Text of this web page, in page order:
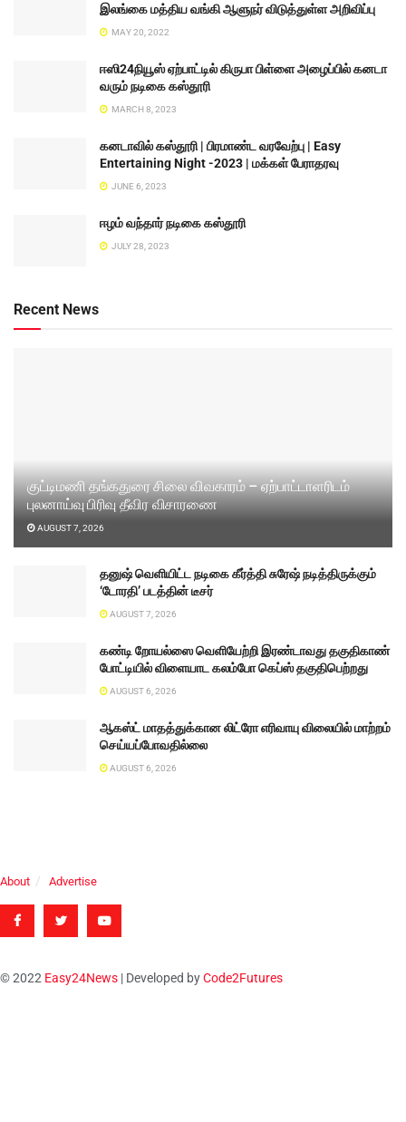
இலங்கை மத்திய வங்கி ஆளுநர் விடுத்துள்ள அறிவிப்பு
MAY 20, 2022
ஈஸி24நியூஸ் ஏற்பாட்டில் கிருபா பிள்ளை அழைப்பில் கனடா
வரும் நடிகை கஸ்தூரி
MARCH 8, 2023
கனடாவில் கஸ்தூரி | பிரமாண்ட வரவேற்பு | Easy
Entertaining Night -2023 | மக்கள் பேராதரவு
JUNE 6, 2023
ஈழம் வந்தார் நடிகை கஸ்தூரி
JULY 28, 2023
Recent News
குட்டிமணி தங்கதுரை சிலை விவகாரம் – ஏற்பாட்டாளரிடம்
புலனாய்வு பிரிவு தீவிர விசாரணை
AUGUST 7, 2026
தனுஷ் வெளியிட்ட நடிகை கீர்த்தி சுரேஷ் நடித்திருக்கும்
‘டோரதி’ படத்தின் டீசர்
AUGUST 7, 2026
கண்டி றோயல்ஸை வெளியேற்றி இரண்டாவது தகுதிகாண்
போட்டியில் விளையாட கலம்போ கெப்ஸ் தகுதிபெற்றது
AUGUST 6, 2026
ஆகஸ்ட் மாதத்துக்கான லிட்ரோ எரிவாயு விலையில் மாற்றம்
செய்யப்போவதில்லை
AUGUST 6, 2026
About Advertise
© 2022 Easy24News | Developed byCode2Futures